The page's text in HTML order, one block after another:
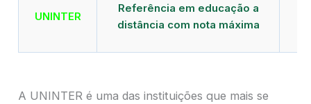
UNINTER
Referência em educação a
distância com nota máxima
A UNINTER é uma das instituições que mais se